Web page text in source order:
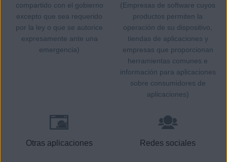
compartido con el gobierno
excepto que sea requerido
por la ley o que se autorice
expresamente ante una
emergencia)
(Empresas de software cuyos
productos permiten la
operación de su dispositivo,
tiendas de aplicaciones y
empresas que proporcionan
herramientas comunes e
información para aplicaciones
sobre consumidores de
aplicaciones)
Otras aplicaciones Redes sociales